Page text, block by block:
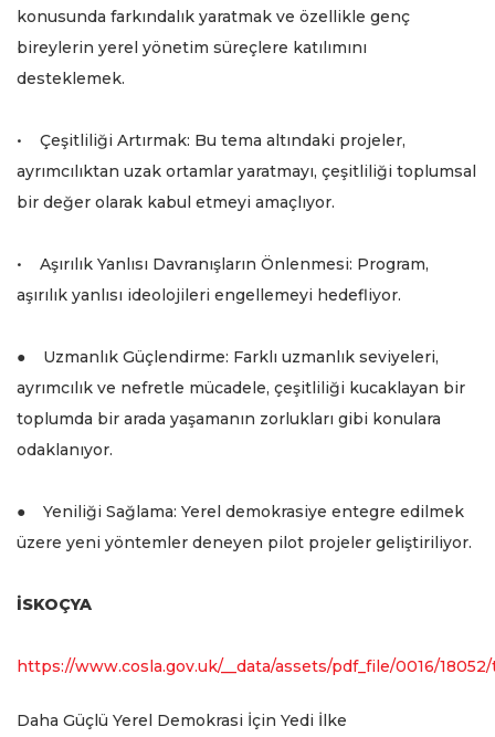
konusunda farkındalık yaratmak ve özellikle genç
bireylerin yerel yönetim süreçlere katılımını
desteklemek.
• Çeşitliliği Artırmak: Bu tema altındaki projeler,
ayrımcılıktan uzak ortamlar yaratmayı, çeşitliliği toplumsal
bir değer olarak kabul etmeyi amaçlıyor.
• Aşırılık Yanlısı Davranışların Önlenmesi: Program,
aşırılık yanlısı ideolojileri engellemeyi hedefliyor.
● Uzmanlık Güçlendirme: Farklı uzmanlık seviyeleri,
ayrımcılık ve nefretle mücadele, çeşitliliği kucaklayan bir
toplumda bir arada yaşamanın zorlukları gibi konulara
odaklanıyor.
● Yeniliği Sağlama: Yerel demokrasiye entegre edilmek
üzere yeni yöntemler deneyen pilot projeler geliştiriliyor.
İSKOÇYA
https://www.cosla.gov.uk/__data/assets/pdf_file/0016/
Daha Güçlü Yerel Demokrasi İçin Yedi İlke